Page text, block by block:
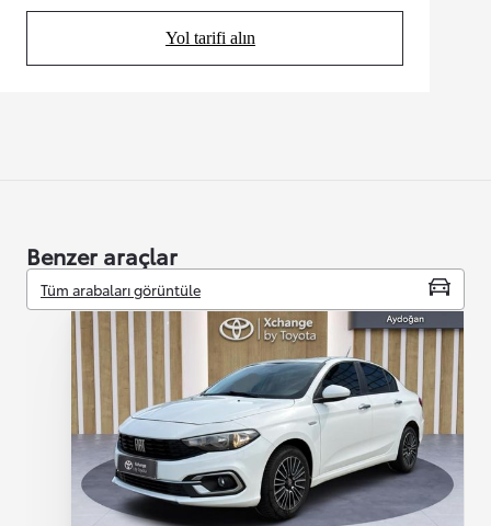
Yol tarifi alın
(Opens in new tab)
Benzer araçlar
Tüm arabaları görüntüle